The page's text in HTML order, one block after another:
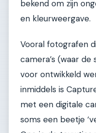
bekend om zijn
en kleurweergave.
Vooral fotografen
camera’s (waar
voor ontwikkeld
inmiddels is
met een digitale
soms een beetje